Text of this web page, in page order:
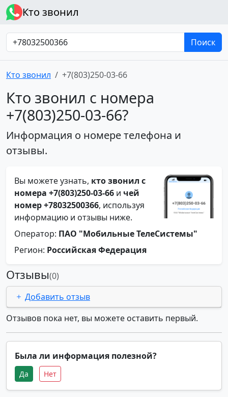
Кто звонил
Поиск
Кто звонил +7(803)250-03-66
Кто звонил с номера
+7(803)250-03-66?
Информация о номере телефона и
отзывы.
Вы можете узнать, кто звонил с
номера +7(803)250-03-66 и чей
номер +78032500366, используя
информацию и отзывы ниже.
Оператор: ПАО "Мобильные ТелеСистемы"
Регион: Российская Федерация
Отзывы(0)
Добавить отзыв
Отзывов пока нет, вы можете оставить первый.
Была ли информация полезной?
Да Нет